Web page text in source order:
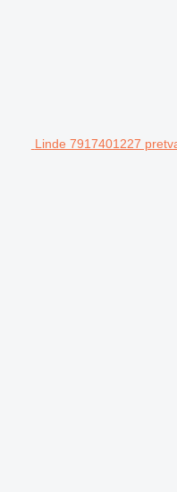
Linde 7917401227